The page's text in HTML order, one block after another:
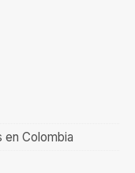
en Colombia